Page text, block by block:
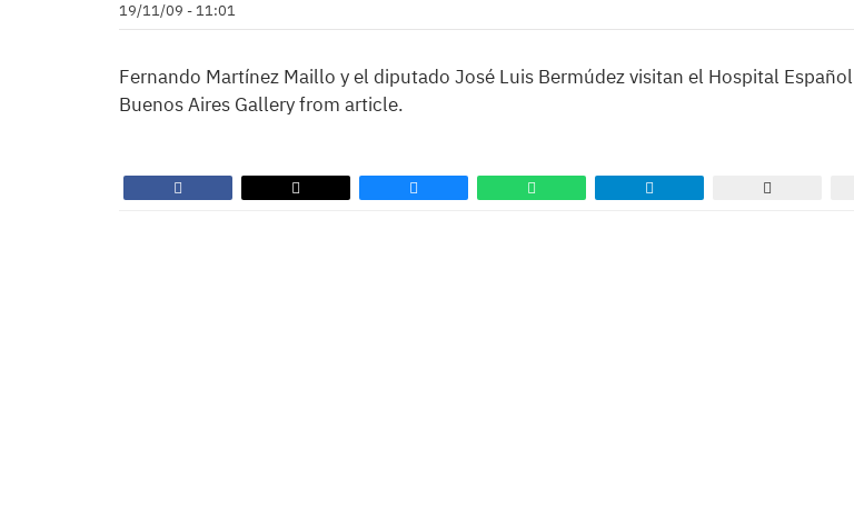
19/11/09 - 11:01
Fernando Martínez Maillo y el diputado José Luis Bermúdez visitan el Hospital
Buenos Aires Gallery from article.